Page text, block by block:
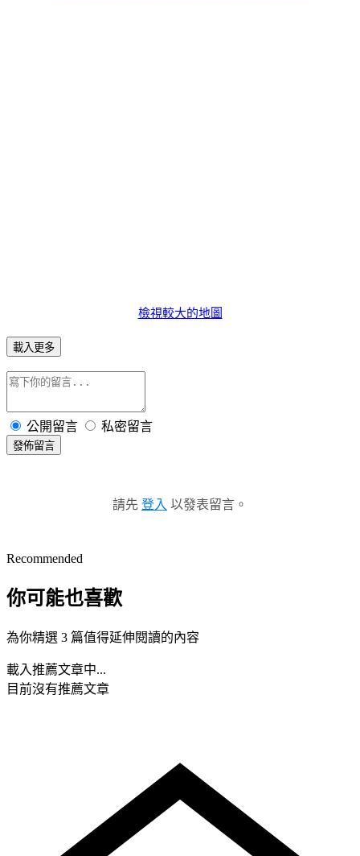
檢視較大的地圖
載入更多
公開留言 私密留言
發佈留言
請先 登入 以發表留言。
Recommended
你可能也喜歡
為你精選 3 篇值得延伸閱讀的內容
載入推薦文章中...
目前沒有推薦文章